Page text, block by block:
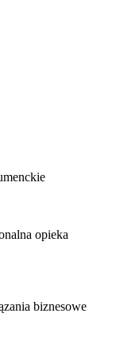
opieka
biznesowe